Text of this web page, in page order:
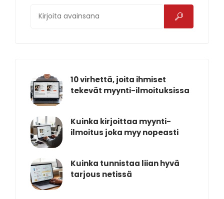
10 virhettä, joita ihmiset
tekevät myynti-ilmoituksissa
Kuinka kirjoittaa myynti-
ilmoitus joka myy nopeasti
Kuinka tunnistaa liian hyvä
tarjous netissä